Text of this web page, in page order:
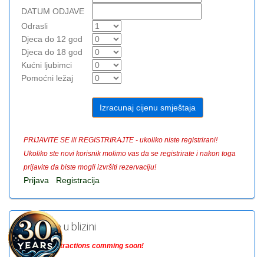
DATUM ODJAVE
Odrasli
Djeca do 12 god
Djeca do 18 god
Kućni ljubimci
Pomoćni ležaj
PRIJAVITE SE ili REGISTRIRAJTE - ukoliko niste registrirani!
Ukoliko ste novi korisnik molimo vas da se registrirate i nakon toga
prijavite da biste mogli izvršiti rezervaciju!
Prijava Registracija
Atrakcije u blizini
Nearby attractions comming soon!